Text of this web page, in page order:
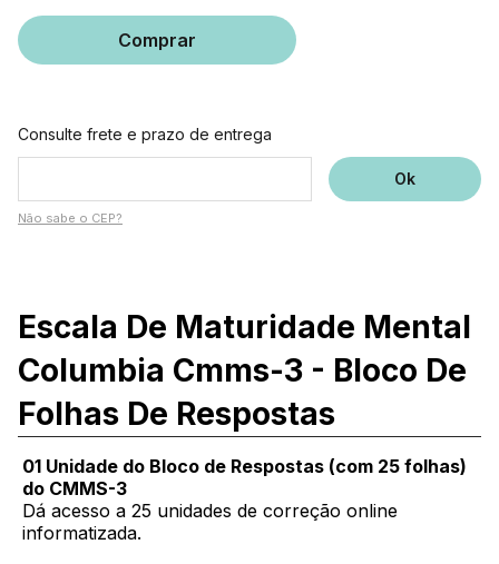
Comprar
Consulte frete e prazo de entrega
Não sabe o CEP?
Escala De Maturidade Mental
Columbia Cmms-3 - Bloco De
Folhas De Respostas
01 Unidade do Bloco de Respostas (com 25 folhas)
do CMMS-3
Dá acesso a 25 unidades de correção online
informatizada.